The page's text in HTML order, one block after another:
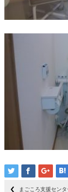
まごころ支援センタ